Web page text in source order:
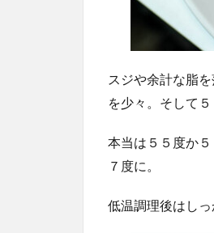
スジや余計な脂
を少々。そして
本当は５５度か
７度に。
低温調理後はしっ